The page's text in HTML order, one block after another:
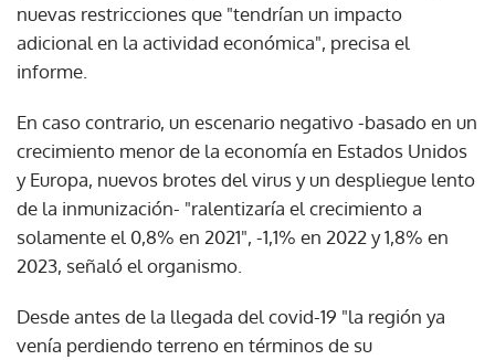
nuevas restricciones que "tendrían un impacto
adicional en la actividad económica", precisa el
informe.
En caso contrario, un escenario negativo -basado en un
crecimiento menor de la economía en Estados Unidos
y Europa, nuevos brotes del virus y un despliegue lento
de la inmunización- "ralentizaría el crecimiento a
solamente el 0,8% en 2021", -1,1% en 2022 y 1,8% en
2023, señaló el organismo.
Desde antes de la llegada del covid-19 "la región ya
venía perdiendo terreno en términos de su